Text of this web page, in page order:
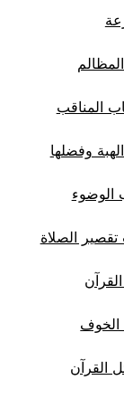
المناقب
وفضلها
الوضوء
تقصير الصلاة
الخوف
القرآن